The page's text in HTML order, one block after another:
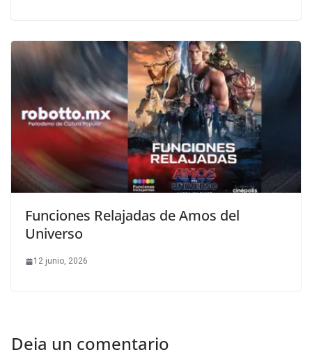
Funciones Relajadas de Amos del
Universo
12 junio, 2026
Deja un comentario